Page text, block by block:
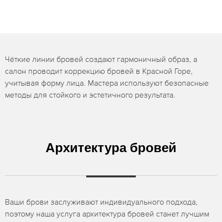
Чёткие линии бровей создают гармоничный образ, а
салон проводит коррекцию бровей в Красной Горе,
учитывая форму лица. Мастера используют безопасные
методы для стойкого и эстетичного результата.
Архитектура бровей
Ваши брови заслуживают индивидуального подхода,
поэтому наша услуга архитектура бровей станет лучшим